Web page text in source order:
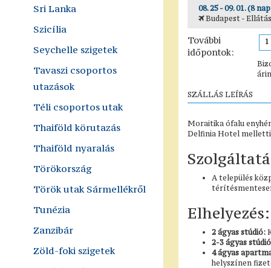
Sri Lanka
Szicília
Seychelle szigetek
Tavaszi csoportos
utazások
Téli csoportos utak
Thaiföld körutazás
Thaiföld nyaralás
Törökország
Török utak Sármellékről
Tunézia
Zanzibár
Zöld-foki szigetek
08. 25 - 09. 01. (8
Budapest -
További
időpontok:
1
SZÁLLÁS LEÍRÁS
Moraitika ófalu
Delfinia Hotel melletti
A település
Elhelyezés:
2 ágyas stúdió:
2-3 ágyas
4 ágyas
helyszínen